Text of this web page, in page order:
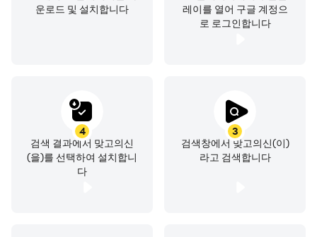
운로드 및 설치합니다
레이를 열어 구글 계정으
로 로그인합니다
3
검색창에서 맞고의신(이)
라고 검색합니다
4
검색 결과에서 맞고의신
(을)를 선택하여 설치합니
다